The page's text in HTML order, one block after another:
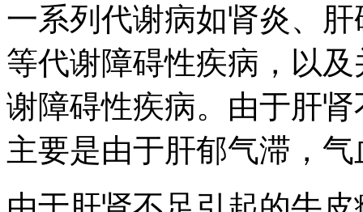
一系列代谢病如肾炎、
等代谢障碍性疾病，以
谢障碍性疾病。由于肝
主要是由于肝郁气滞，